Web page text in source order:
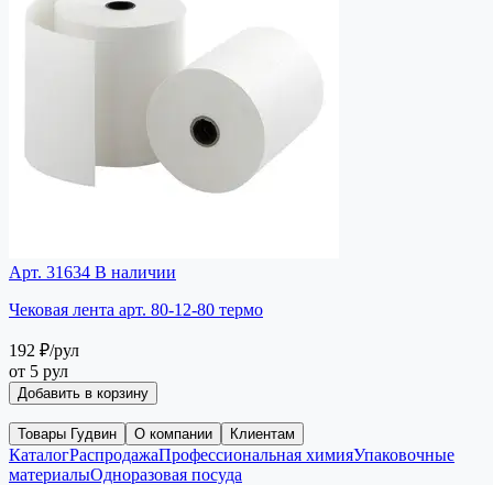
Арт. 31634 В наличии
Чековая лента арт. 80-12-80 термо
192 ₽/рул
от 5 рул
Добавить в корзину
Товары Гудвин О компании Клиентам
КаталогРаспродажаПрофессиональная химияУпаковочные
материалыОдноразовая посуда